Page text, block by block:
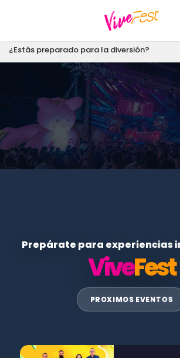
¿Estás preparado para la diversión?
Prepárate para experiencias
ViveFest
PROXIMOS EVENTOS